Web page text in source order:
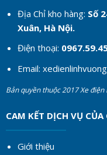
Địa Chỉ kho hàng: Số
Xuân, Hà Nội.
Điện thoại:
Email:
Bản quyền thuộc 2017 Xe
CAM KẾT DỊCH VỤ
Giới thiệu